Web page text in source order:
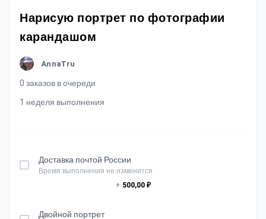
Нарисую портрет по фотографии
карандашом
AnnaTru
0 заказов в очереди
1 неделя выполнения
Доставка почтой России
Время выполнения не изменится
+ 500,00 ₽
Двойной портрет